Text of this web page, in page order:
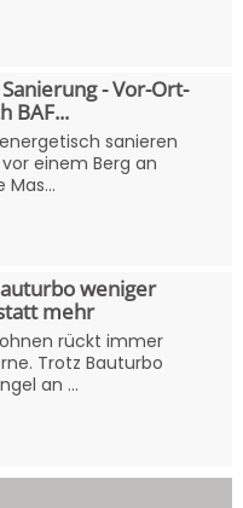
- Vor-Ort-
BAF...
sanieren
einem Berg an
Mas...
weniger
mehr
rückt immer
Trotz Bauturbo
an ...